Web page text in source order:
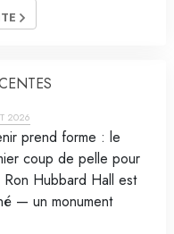
2026
prend forme : le
coup de pelle pour
Hubbard Hall est
— un monument